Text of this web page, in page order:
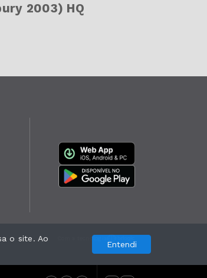
2003) HQ
Com a tecnologia
o site. Ao
Entendi